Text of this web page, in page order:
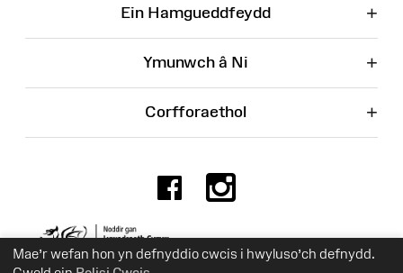
Mae’r wefan hon yn defnyddio cwcis i hwyluso’ch defnydd.
Ein Hamgueddfeydd +
Ymunwch â Ni +
Corfforaethol +
Facebook
Rhif Elusen 525774